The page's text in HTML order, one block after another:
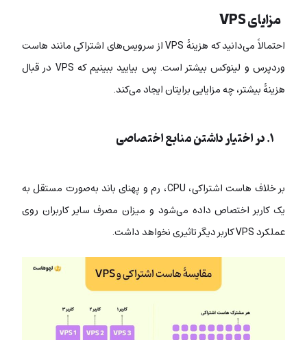
مزایای VPS
احتمالاً می‌دانید که هزینۀ VPS از سرویس‌های اشتراکی مانند هاست
وردپرس و لینوکس بیشتر است. پس بیایید ببینیم که VPS در قبال
هزینۀ بیشتر، چه مزایایی برایتان ایجاد می‌کند.
۱. در اختیار داشتن منابع اختصاصی
بر خلاف هاست اشتراکی، CPU، رم و پهنای باند به‌صورت مستقل به
یک کاربر اختصاص داده می‌شود و میزان مصرف سایر کاربران روی
عملکرد VPS کاربر دیگر تاثیری نخواهد داشت.